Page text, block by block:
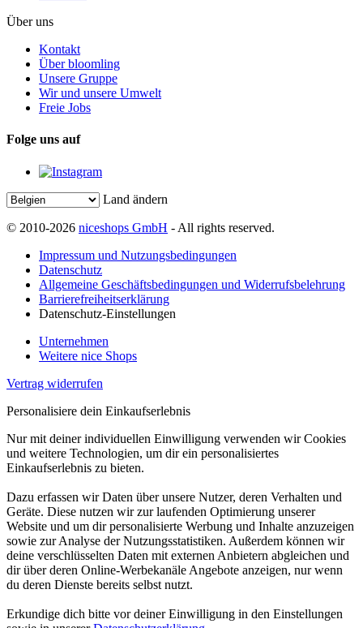
Über uns
Kontakt
Über bloomling
Unsere Gruppe
Wir und unsere Umwelt
Freie Jobs
Folge uns auf
Land ändern
© 2010-2026 niceshops GmbH - All rights reserved.
Impressum und Nutzungsbedingungen
Datenschutz
Allgemeine Geschäftsbedingungen und Widerrufsbelehrung
Barrierefreiheitserklärung
Datenschutz-Einstellungen
Unternehmen
Weitere nice Shops
Vertrag widerrufen
Personalisiere dein Einkaufserlebnis
Nur mit deiner individuellen Einwilligung verwenden wir Cookies
und weitere Technologien, um dir ein personalisiertes
Einkaufserlebnis zu bieten.
Dazu erfassen wir Daten über unsere Nutzer, deren Verhalten und
Geräte. Diese nutzen wir zur laufenden Optimierung unserer
Website und um dir personalisierte Werbung und Inhalte anzuzeigen
sowie zur Analyse der Nutzungsstatistiken. Außerdem können wir
deine verschlüsselten Daten mit externen Anbietern abgleichen und
dir über deren Online-Werbekanäle Angebote anzeigen, nur wenn
du deren Dienste bereits selbst nutzt.
Erkundige dich bitte vor deiner Einwilligung in den Einstellungen